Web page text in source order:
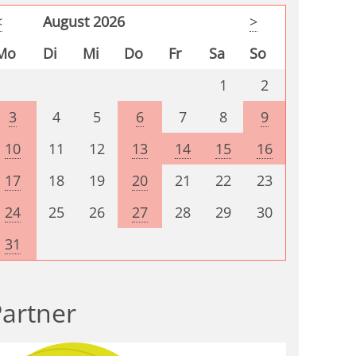
August 2026
>
Di Mi Do Fr Sa
So
1
2
3
4 5 6 7 8
9
10
11 12 13 14 15
16
17
18 19 20 21 22
23
24
25 26 27 28 29
30
31